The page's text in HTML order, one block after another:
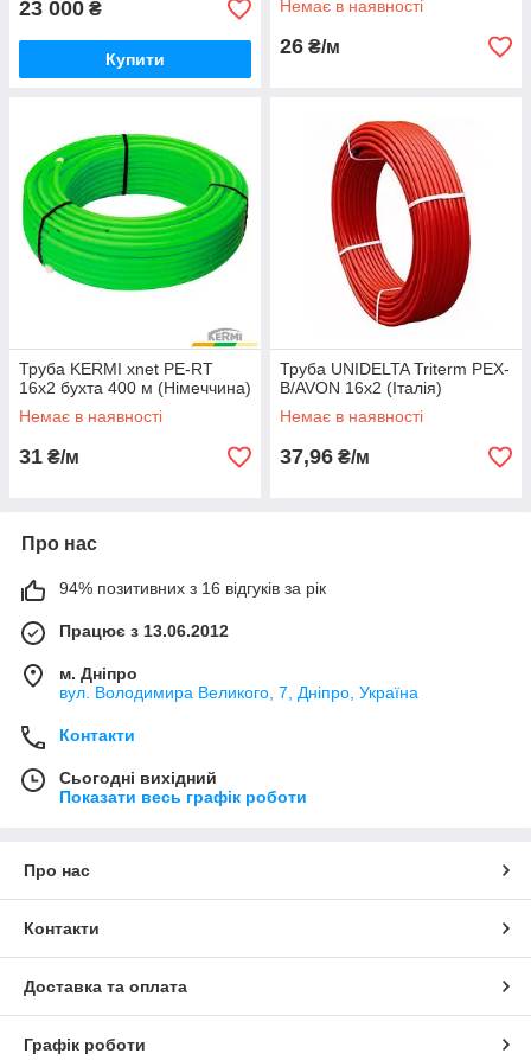
23 000 ₴
Купити
Немає в наявності
26 ₴/м
Труба KERMI xnet PE-RT
16x2 бухта 400 м (Німеччина)
Немає в наявності
31 ₴/м
Труба UNIDELTA Triterm PEX-
B/AVON 16x2 (Італія)
Немає в наявності
37,96 ₴/м
Про нас
94% позитивних з 16 відгуків за рік
Працює з 13.06.2012
м. Дніпро
вул. Володимира Великого, 7, Дніпро, Україна
Контакти
Сьогодні вихідний
Показати весь графік роботи
Про нас
Контакти
Доставка та оплата
Графік роботи